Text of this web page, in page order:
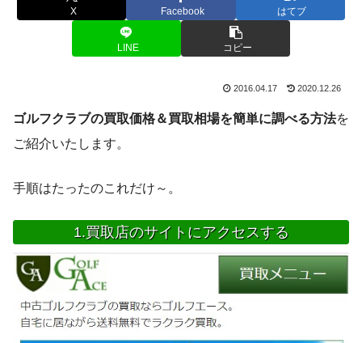
X Facebook はてブ
LINE コピー
2016.04.17 2020.12.26
ゴルフクラブの買取価格＆買取相場を簡単に調べる方法を
ご紹介いたします。
手順はたったのこれだけ～。
1.買取店のサイトにアクセスする